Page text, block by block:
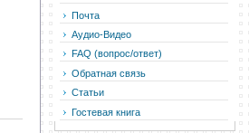
Почта
Аудио-Видео
FAQ (вопрос/ответ)
Обратная связь
Статьи
Гостевая книга